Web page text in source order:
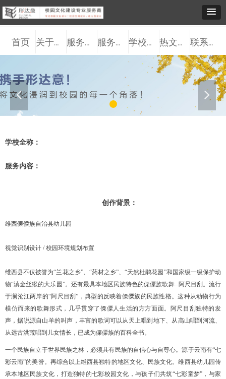
넳 넲
首页 关于我们 服务观点 服务内容 学校案例 热文推送 联系我们
维西傈僳族自治县幼儿园
视觉识别设计 / 校园环境规划布置
维西县不仅被誉为“兰花之乡”、“药材之乡”、“天然杜鹃花园”和国家级一级保护动
物“滇金丝猴的大乐园”。还有最具本地区民族特色的傈僳族歌舞--阿尺目刮。流行
于澜沧江两岸的“阿尺目刮”，典型的反映着傈僳族的民族性格。这种从动物行为
模仿而来的歌舞形式，几乎贯穿了傈僳人生活的方方面面。阿尺目刮独特的发
声，据说源自山羊的叫声，丰富的歌词可以从天上唱到地下、从高山唱到河流、
从远古洪荒唱到儿女情长，已成为傈僳族的百科全书。
一个民族自立于世界民族之林，必须具有民族的自信心与自尊心。源于云南有“七
彩云南”的美誉。再综合以上维西县独特的地区文化、民族文化。维西县幼儿园传
承本地区民族文化，打造独特的七彩校园文化，与孩子们共筑“七彩童梦”，与家
学校全称：
服务内容：
创作背景：